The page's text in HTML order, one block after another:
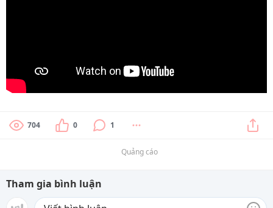
704 0 1
Quảng cáo
Tham gia bình luận